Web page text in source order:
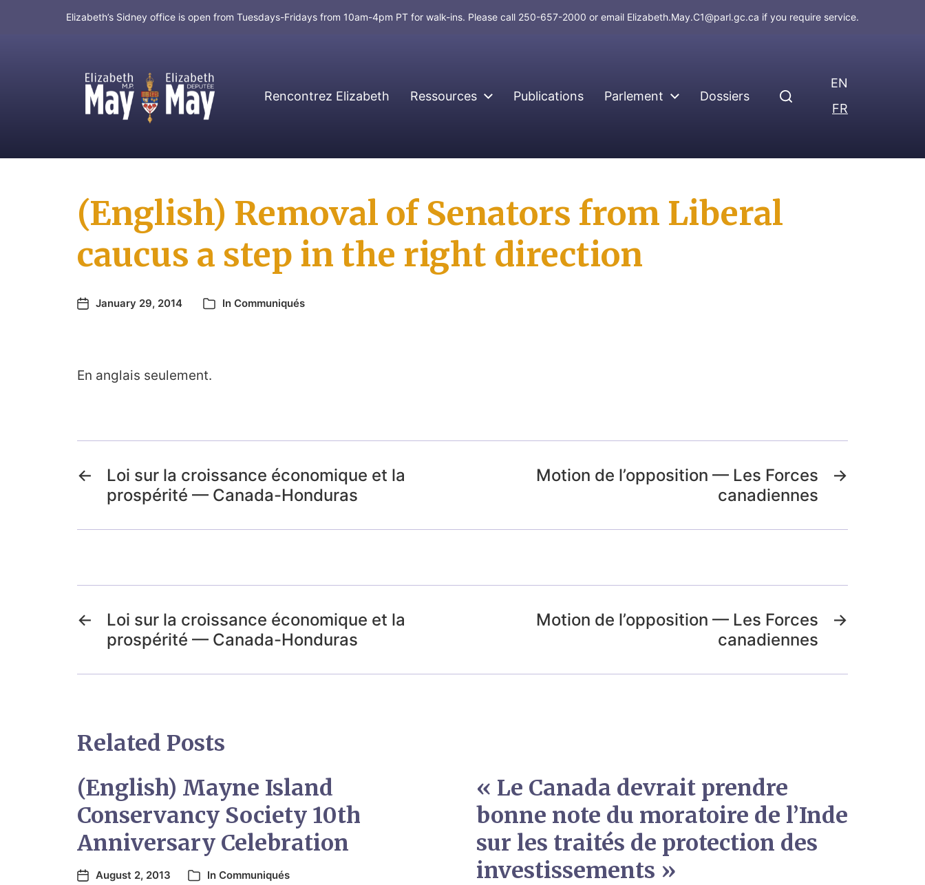
Elizabeth’s Sidney office is open from Tuesdays-Fridays from 10am-4pm PT for walk-ins. Please call 250-657-2000 or email Elizabeth.May.C1@parl.gc.ca if you require service.
MP for Saanich and Gulf Islands Rencontrez Elizabeth Ressources Publications Parlement Dossiers
EN
FR
(English) Removal of Senators from Liberal
caucus a step in the right direction
January 29, 2014 In Communiqués
En anglais seulement.
←
Loi sur la croissance économique et la
prospérité — Canada-Honduras
→
Motion de l’opposition — Les Forces
canadiennes
←
Loi sur la croissance économique et la
prospérité — Canada-Honduras
→
Motion de l’opposition — Les Forces
canadiennes
Related Posts
(English) Mayne Island
Conservancy Society 10th
Anniversary Celebration
August 2, 2013 In Communiqués
« Le Canada devrait prendre
bonne note du moratoire de l’Inde
sur les traités de protection des
investissements »